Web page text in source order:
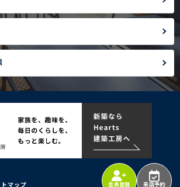
会員登録 来店予約
マップ